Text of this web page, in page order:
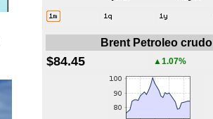
Brent Petroleo crudo
$84.45 ▲1.07%